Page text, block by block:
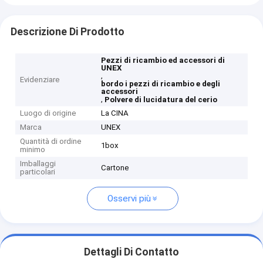
Descrizione Di Prodotto
Evidenziare
Pezzi di ricambio ed accessori di
UNEX
,
bordo i pezzi di ricambio e degli
accessori
, Polvere di lucidatura del cerio
Luogo di origine
La CINA
Marca
UNEX
Quantità di ordine
minimo
1box
Imballaggi
particolari
Cartone
Osservi più
Dettagli Di Contatto